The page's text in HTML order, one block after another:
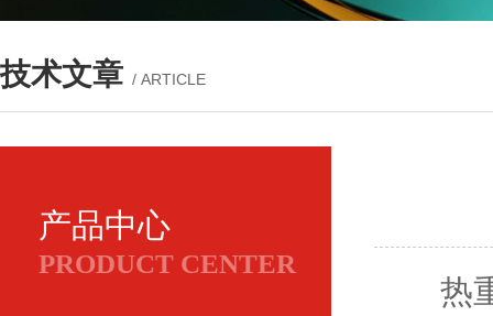
技术文章 / ARTICLE
产品中心
PRODUCT CENTER
热重